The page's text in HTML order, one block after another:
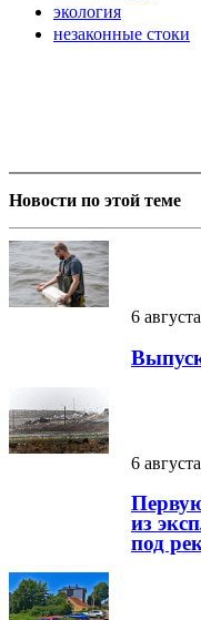
экология
незаконные стоки
Новости по этой теме
6 августа
6 августа
из
под